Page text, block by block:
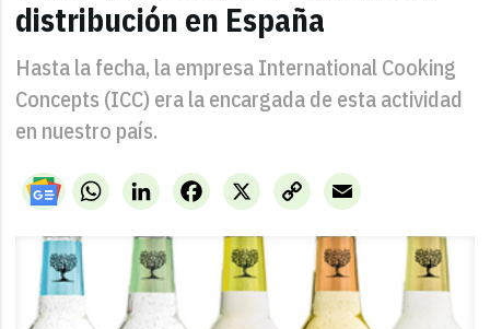
distribución en España
Hasta la fecha, la empresa International Cooking
Concepts (ICC) era la encargada de esta actividad
en nuestro país.
WhatsAppLinkedIn X
Facebook
Copy
Link
Email